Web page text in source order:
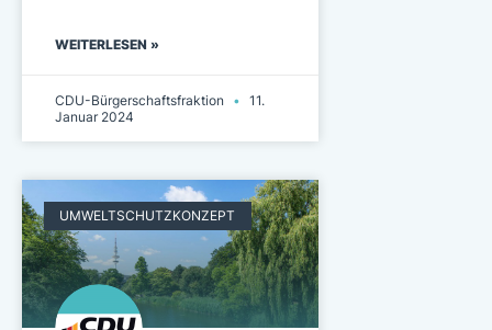
WEITERLESEN »
CDU-Bürgerschaftsfraktion
11.
Januar 2024
UMWELTSCHUTZKONZEPT